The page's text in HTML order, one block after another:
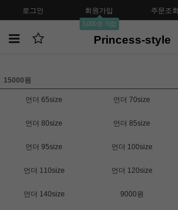
로그인 회원가입
3,000원 적립
주문조회
Princess-style
15000원
언더 65size 언더 70size
언더 80size 언더 85size
언더 95size 언더 100size
언더 110size 언더 120size
언더 140size 9000원